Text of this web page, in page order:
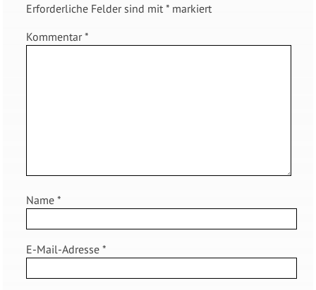
Erforderliche Felder sind mit *markiert
Kommentar*
Name *
E-Mail-Adresse *